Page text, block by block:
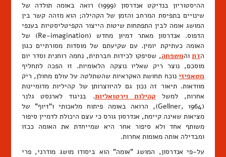
ההיסטוריון בנדיקט אנדרסון (1999) רואה באומה תולדה של
שינויים בתפיסת המרחב והזמן של הקהילה; הוא מזהה קשר בין
המושג אומה לבין התפתחות שיטות הייצור הקפיטליסטיות בענפי
הדפוס. אנדרסון מאתר דמיוּן מחדש (Re-imagination) של
האומה כעתיקת יומין. עם שקיעתם של מוסדות מסורתיים כגון
הדתוהמשפחה, שסיפקו לכידות חברתית, נחמה רוחנית וסדר יום
מוסכם, נוצר ריק שאליו נוצקה הלאומיות. זו הפכה לתחליף
מטאפיזינוכח תחושת האקראיות שהשתלטה על עולם מחולן, ריק
מוודאות. תיאור זה נכון גם להיווצרותן של קהיליות מדומיינות
אחרות, למשל קהילות וירטואליות. בניגוד לארנסט גלנר
(Gellner, 1964), הרואה באומה פיתוח מלאכותי ו"זיוף" של
מציאות שאינה קיימת, אנדרסון גורס כי עצם היכולת לדמיין סיפור
משותף אחד ולא סיפור אחר היא שמייחדת את האומה ככזו
ומבדילה אותה מאומות אחרות.
על-פי אנדרסון, המושג "אומה" הוא ביסודו מושג מודרני, פרי